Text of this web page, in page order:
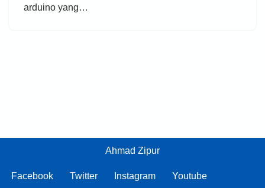
arduino yang…
Ahmad Zipur
Facebook Twitter Instagram Youtube